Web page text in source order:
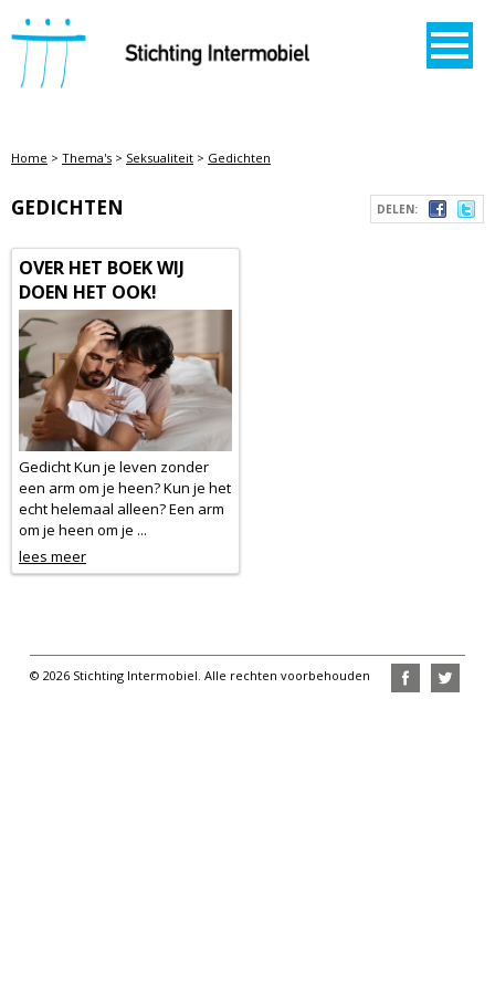
STICHTING INTERMOBIEL
Home > Thema's > Seksualiteit > Gedichten
DELEN:
GEDICHTEN
OVER HET BOEK WIJ
DOEN HET OOK!
Gedicht Kun je leven zonder
een arm om je heen? Kun je het
echt helemaal alleen? Een arm
om je heen om je ...
lees meer
© 2026 Stichting Intermobiel. Alle rechten voorbehouden